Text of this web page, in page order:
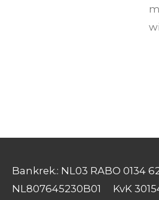
Bankrek.: NL03 RABO 0134
NL807645230B01 KvK